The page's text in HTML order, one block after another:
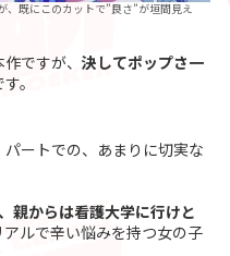
、既にこのカットで”良さ”が垣間見え
作ですが、決してポップさ一
。
ートでの、あまりに切実な
親からは看護大学に行けと
ルで辛い悩みを持つ女の子